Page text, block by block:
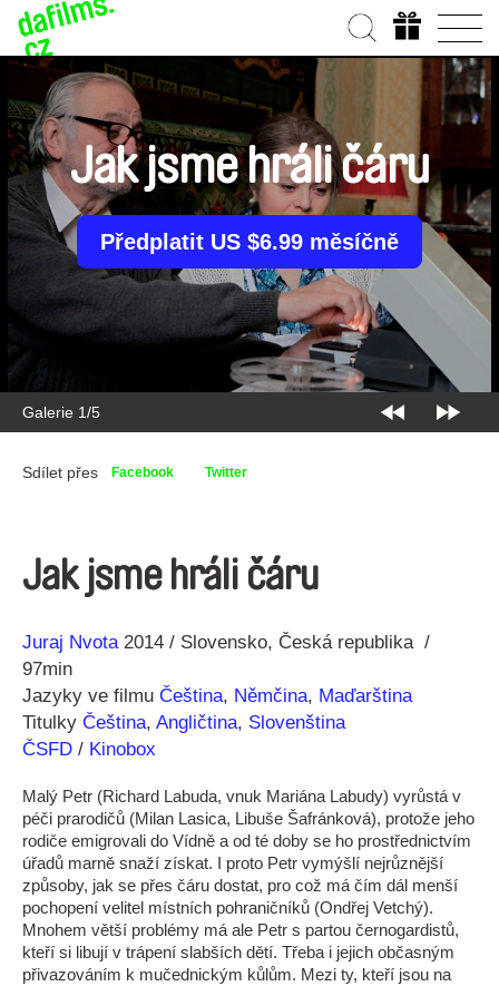
Galerie 1/5
Jak jsme hráli čáru
Předplatit US $6.99 měsíčně
Sdílet přes Facebook Twitter
Jak jsme hráli čáru
Režie
Juraj Nvota
Rok 2014 Slovensko Česká republika
97min
Jazyky ve filmu Čeština, Němčina, Maďarština
Titulky Čeština, Angličtina, Slovenština
ČSFD / Kinobox
Malý Petr (Richard Labuda, vnuk Mariána Labudy) vyrůstá v
péči prarodičů (Milan Lasica, Libuše Šafránková), protože jeho
rodiče emigrovali do Vídně a od té doby se ho prostřednictvím
úřadů marně snaží získat. I proto Petr vymýšlí nejrůznější
způsoby, jak se přes čáru dostat, pro což má čím dál menší
pochopení velitel místních pohraničníků (Ondřej Vetchý).
Mnohem větší problémy má ale Petr s partou černogardistů,
kteří si libují v trápení slabších dětí. Třeba i jejich občasným
přivazováním k mučednickým kůlům. Mezi ty, kteří jsou na